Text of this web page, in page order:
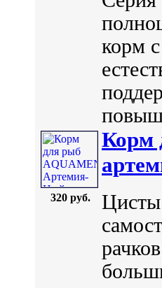
корм
320 руб.
Корм